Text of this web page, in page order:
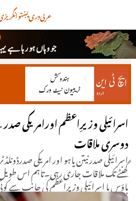
پښتودریعربی
اسرائیلی وزیرِاعظم اورامریکی
دوسری ملاقات
اسرائیلی صدرنیتن یاہو اور امریکی
گھنٹے تک ملاقات جاری رہی۔تاہم اس
ہاؤس یا اسرائیلی وزیراعظم کی جانب سے